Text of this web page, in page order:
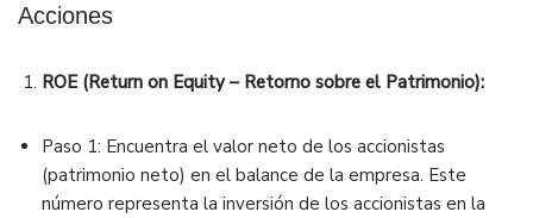
Acciones
ROE (Return on Equity – Retorno sobre el Patrimonio):
Paso 1: Encuentra el valor neto de los accionistas
(patrimonio neto) en el balance de la empresa. Este
número representa la inversión de los accionistas en la